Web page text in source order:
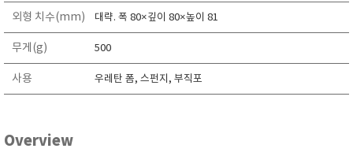
외형 치수(mm) 대략. 폭 80×깊이 80×높이 81
무게(g) 500
사용 우레탄 폼, 스펀지, 부직포
Overview